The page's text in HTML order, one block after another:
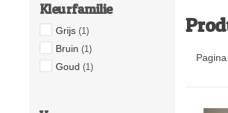
Kleurfamilie
Grijs (1)
Bruin (1)
Goud (1)